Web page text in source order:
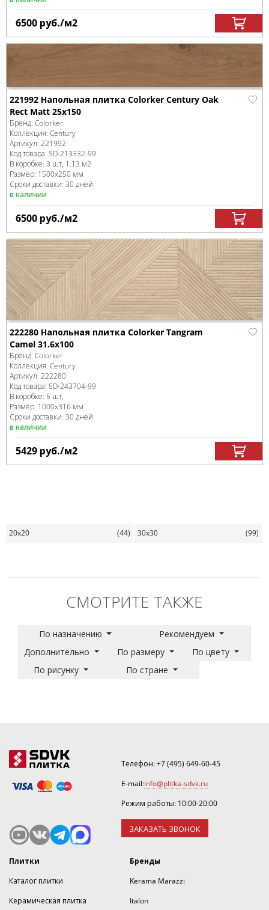
6500 руб./м2
221992 Напольная плитка Colorker Century Oak
Rect Matt 25x150
Бренд: Colorker
Коллекция: Century
Артикул: 221992
Код товара: SD-213332-99
В коробке: 3 шт, 1.13 м2
Размер: 1500x250 мм
Сроки доставки: 30 дней
в наличии
6500 руб./м2
222280 Напольная плитка Colorker Tangram
Camel 31.6x100
Бренд: Colorker
Коллекция: Century
Артикул: 222280
Код товара: SD-243704-99
В коробке: 5 шт,
Размер: 1000x316 мм
Сроки доставки: 30 дней
в наличии
5429 руб./м2
20x20 (44) 30x30 (99)
СМОТРИТЕ ТАКЖЕ
По назначению
Рекомендуем
Дополнительно
По размеру
По цвету
По рисунку
По стране
Телефон:+7 (495) 649-60-45
E-mail:info@plitka-sdvk.ru
Режим работы: 10:00-20:00
ЗАКАЗАТЬ ЗВОНОК
Плитки
Каталог плитки
Керамическая плитка
Бренды
Kerama Marazzi
Italon